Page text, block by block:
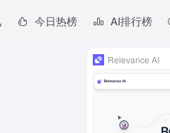
今日热榜 AI排行榜
Relevance AI